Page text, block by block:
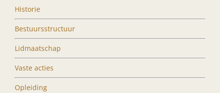
Historie
Bestuursstructuur
Lidmaatschap
Vaste acties
Opleiding